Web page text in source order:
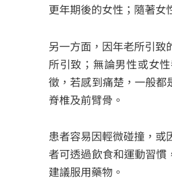
更年期後的女性；隨著女
另一方面，因年老所引致
所引致；無論男性或女
徵，若感到痛楚，一般都
脊椎及前臂骨。
患者容易因輕微碰撞，或
者可透過飲食和運動習
建議服用藥物。